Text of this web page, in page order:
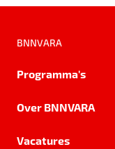
BNNVARA
Programma's
Over BNNVARA
Vacatures